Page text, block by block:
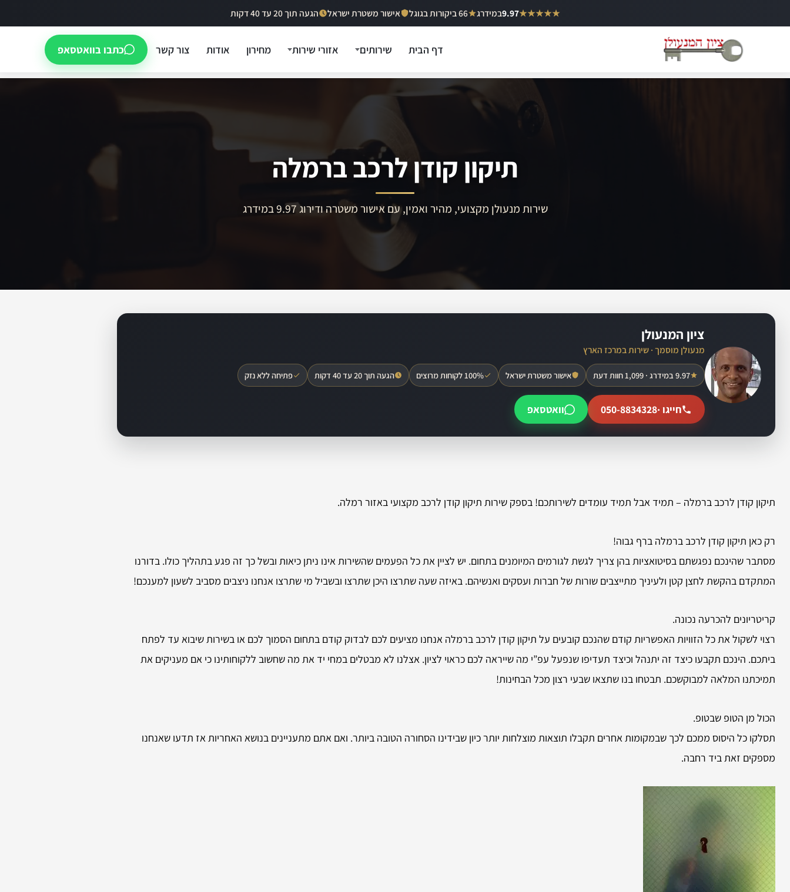
לתוכן
★★★★★
9.97במידרג 66 ביקורות בגוגל אישור משטרת ישראל הגעה תוך 20 עד 40 דקות
דף הבית שירותים אזורי שירות מחירון אודות צור קשר כתבו בוואטסאפ
תיקון קודן לרכב ברמלה
שירות מנעולן מקצועי, מהיר ואמין, עם אישור משטרה ודירוג 9.97 במידרג
ציון המנעולן
מנעולן מוסמך · שירות במרכז הארץ
9.97 במידרג · 1,099 חוות דעת אישור משטרת ישראל 100% לקוחות מרוצים הגעה תוך 20 עד 40 דקות פתיחה ללא נזק
חייגו ·050-8834328 וואטסאפ
תיקון קודן לרכב ברמלה – תמיד אבל תמיד עומדים לשירותכם! בספק שירות תיקון קודן לרכב מקצועי באזור רמלה.
רק כאן תיקון קודן לרכב ברמלה ברף גבוה!
מסתבר שהינכם נפגשתם בסיטואציות בהן צריך לגשת לגורמים המיומנים בתחום. יש לציין את כל הפעמים שהשירות אינו ניתן כיאות ובשל כך זה פגע בתהליך כולו. בדורנו
המתקדם בהקשת לחצן קטן ולעיניך מתייצבים שורות של חברות ועסקים ואנשיהם. באיזה שעה שתרצו היכן שתרצו ובשביל מי שתרצו אנחנו ניצבים מסביב לשעון למענכם!
קריטריונים להכרעה נכונה.
רצוי לשקול את כל הזוויות האפשריות קודם שהנכם קובעים על תיקון קודן לרכב ברמלה אנחנו מציעים לכם לבדוק קודם בתחום הסמוך לכם או בשירות שיבוא עד לפתח
ביתכם. הינכם תקבעו כיצד זה יתנהל וכיצד תעדיפו שנפעל עפ”י מה שייראה לכם כראוי לציון. אצלנו לא מבטלים במחי יד את מה שחשוב ללקוחותינו כי אם מעניקים את
תמיכתנו המלאה למבוקשכם. תבטחו בנו שתצאו שבעי רצון מכל הבחינות!
הכול מן הטופ שבטופ.
תסלקו כל היסוס ממכם לכך שבמקומות אחרים תקבלו תוצאות מוצלחות יותר כיון שבידינו הסחורה הטובה ביותר. ואם אתם מתעניינים בנושא האחריות אז תדעו שאנחנו
מספקים זאת ביד רחבה.